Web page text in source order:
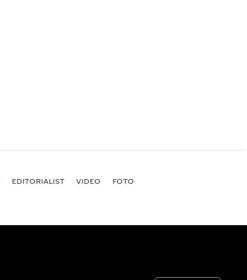
EDITORIALIST VIDEO FOTO